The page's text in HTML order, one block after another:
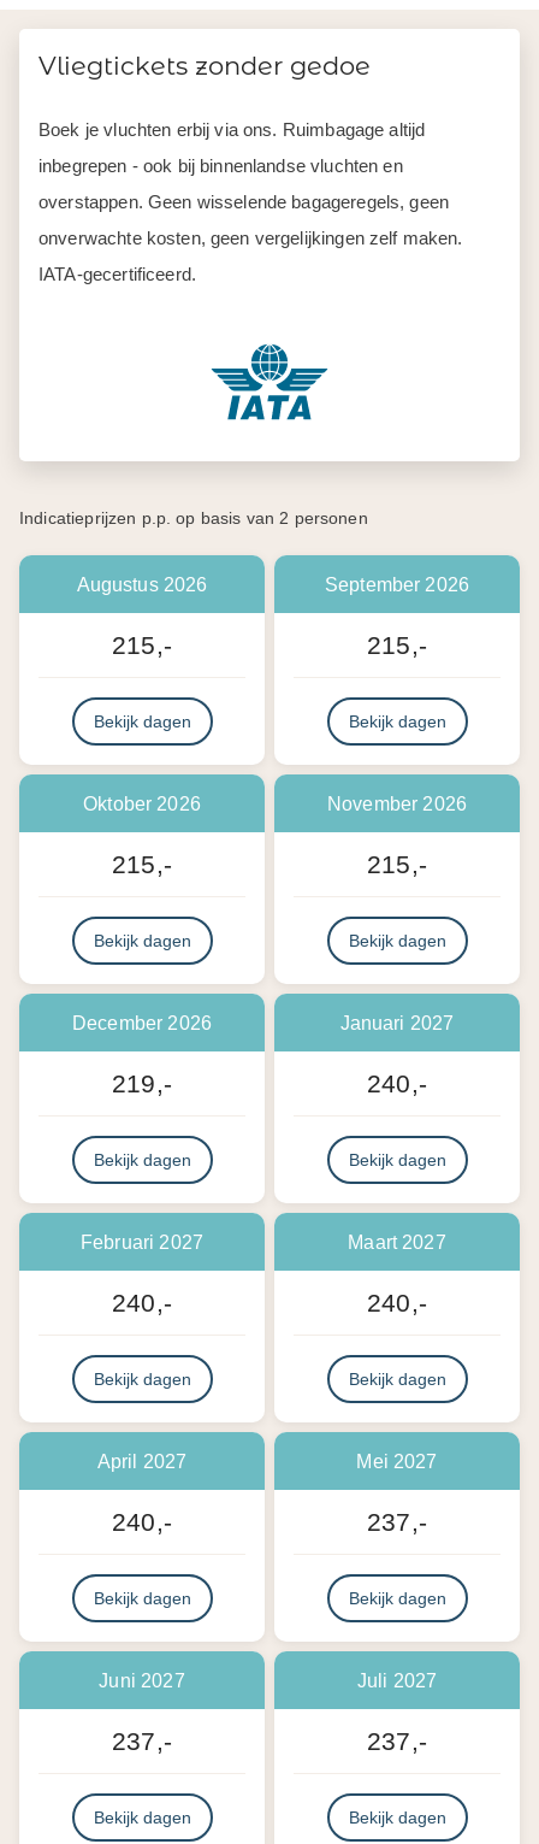
Vliegtickets zonder gedoe
Boek je vluchten erbij via ons. Ruimbagage altijd
inbegrepen - ook bij binnenlandse vluchten en
overstappen. Geen wisselende bagageregels, geen
onverwachte kosten, geen vergelijkingen zelf maken.
IATA-gecertificeerd.
Indicatieprijzen p.p. op basis van 2 personen
Augustus 2026
215,-
Bekijk dagen
September 2026
215,-
Bekijk dagen
Oktober 2026
215,-
Bekijk dagen
November 2026
215,-
Bekijk dagen
December 2026
219,-
Bekijk dagen
Januari 2027
240,-
Bekijk dagen
Februari 2027
240,-
Bekijk dagen
Maart 2027
240,-
Bekijk dagen
April 2027
240,-
Bekijk dagen
Mei 2027
237,-
Bekijk dagen
Juni 2027
237,-
Bekijk dagen
Juli 2027
237,-
Bekijk dagen